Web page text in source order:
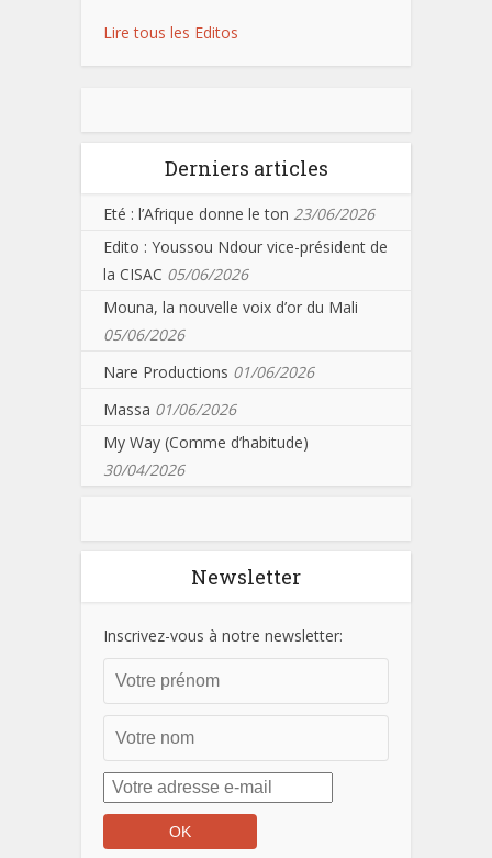
Lire tous les Editos
Derniers articles
Eté : l’Afrique donne le ton 23/06/2026
Edito : Youssou Ndour vice-président de
la CISAC 05/06/2026
Mouna, la nouvelle voix d’or du Mali
05/06/2026
Nare Productions 01/06/2026
Massa 01/06/2026
My Way (Comme d’habitude)
30/04/2026
Newsletter
Inscrivez-vous à notre newsletter: